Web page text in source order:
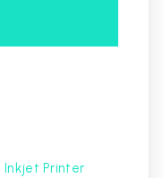
Inkjet Printer